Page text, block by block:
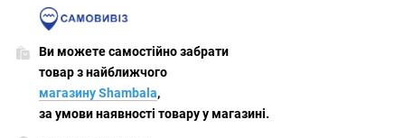
Ви можете самостійно забрати
товар з найближчого
магазину Shambala,
за умови наявності товару у магазині.